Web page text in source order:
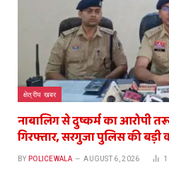
क्षेत्रीय खबर
नाबालिग से दुष्कर्म का आरोपी
गिरफ्तार, सरगुजा पुलिस की बड़ी
BY POLICEWALA AUGUST 6, 2026 1